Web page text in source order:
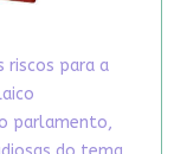
riscos para a
parlamento,